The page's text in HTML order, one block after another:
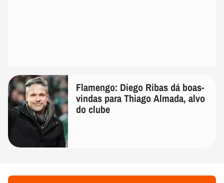
Flamengo: Diego Ribas dá boas-
vindas para Thiago Almada, alvo
do clube